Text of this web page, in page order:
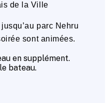
de la Ville
parc Nehru
sont animées.
en supplément.
bateau.